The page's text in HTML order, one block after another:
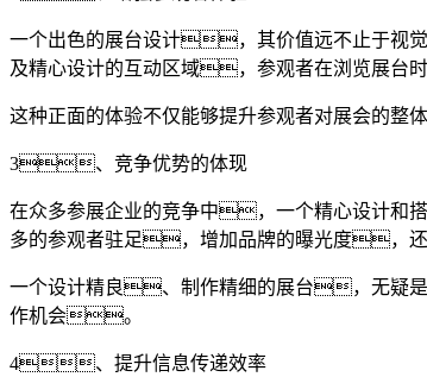
一个出色的展台设计，其价值远不止于
及精心设计的互动区域，参观者在浏览展台
这种正面的体验不仅能够提升参观者对展会的
3、竞争优势的体现
在众多参展企业的竞争中，一个精心设计
多的参观者驻足，增加品牌的曝光度，
一个设计精良、制作精细的展台，无疑
作机会。
4、提升信息传递效率